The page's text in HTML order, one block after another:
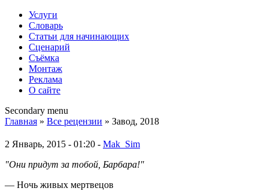
Услуги
Словарь
Статьи для начинающих
Сценарий
Съёмка
Монтаж
Реклама
О сайте
Secondary menu
Главная » Все рецензии » Завод, 2018
2 Январь, 2015 - 01:20 - Mak_Sim
"Они придут за тобой, Барбара!"
— Ночь живых мертвецов